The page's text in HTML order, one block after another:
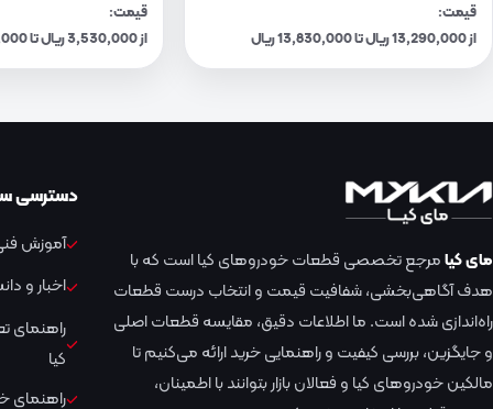
قیمت:
از 13,290,000 ریال تا 13,830,000 ریال
قیمت:
از 3,530,000 ریال تا 3,670,000 ریال
مای کیامرجع تخصصی قطعات خودروهای کیا است که با
هدف آگاهی‌بخشی، شفافیت قیمت و انتخاب درست قطعات
راه‌اندازی شده است. ما اطلاعات دقیق، مقایسه قطعات اصلی
و جایگزین، بررسی کیفیت و راهنمایی خرید ارائه می‌کنیم تا
مالکین خودروهای کیا و فعالان بازار بتوانند با اطمینان،
دسترسی
آموزش
اخبار و
راهنمای
کیا
راهنمای